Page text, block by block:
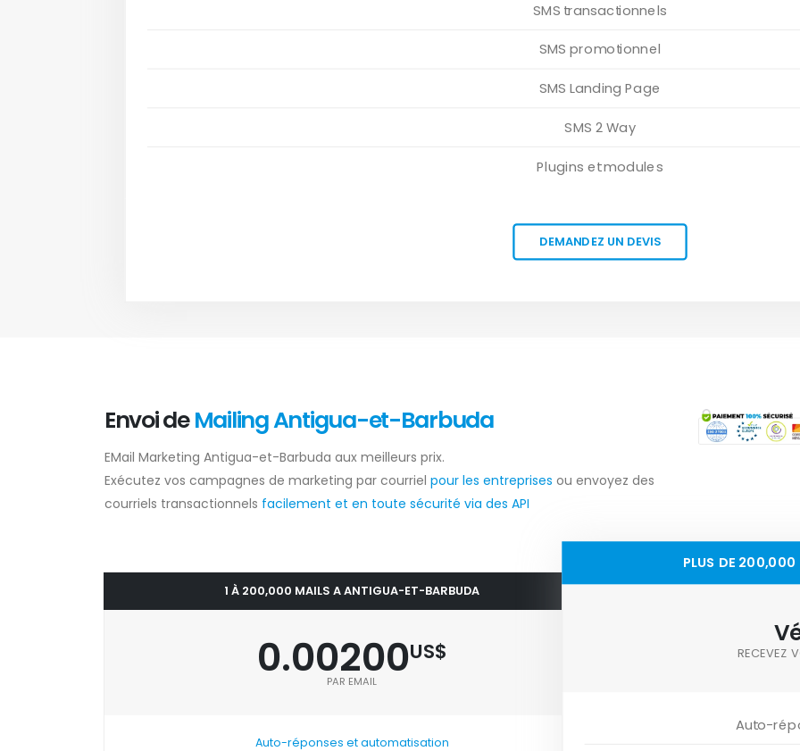
SMS transactionnels
SMS promotionnel
SMS Landing Page
SMS 2 Way
Plugins et modules
DEMANDEZ UN DEVIS
Envoi deMailing Antigua-et-Barbuda
EMail Marketing Antigua-et-Barbuda aux meilleurs prix.
Exécutez vos campagnes de marketing par courriel pour les entreprises ou envoyez des
courriels transactionnels facilement et en toute sécurité via des API
1 À 200,000 MAILS A ANTIGUA-ET-BARBUDA
0.00200US$
PAR EMAIL
Auto-réponses et automatisation
PLUS DE
RECEVEZ
Auto-